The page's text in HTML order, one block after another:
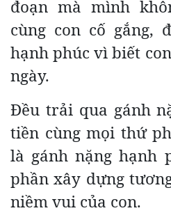
đoạn mà mình
cùng con cố gắng,
hạnh phúc vì biết
ngày.
Đều trải qua gánh
tiền cùng mọi thứ
là gánh nặng hạnh
phần xây dựng
niềm vui của con.